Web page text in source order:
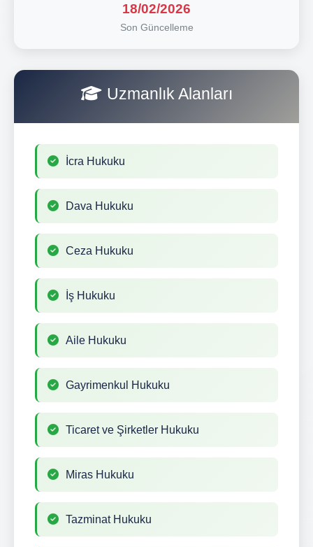
18/02/2026
Son Güncelleme
Uzmanlık Alanları
İcra Hukuku
Dava Hukuku
Ceza Hukuku
İş Hukuku
Aile Hukuku
Gayrimenkul Hukuku
Ticaret ve Şirketler Hukuku
Miras Hukuku
Tazminat Hukuku